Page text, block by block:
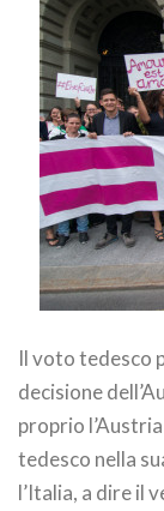
Il voto tedesco
decisione
proprio
tedesco nella
l’Italia, a dire il